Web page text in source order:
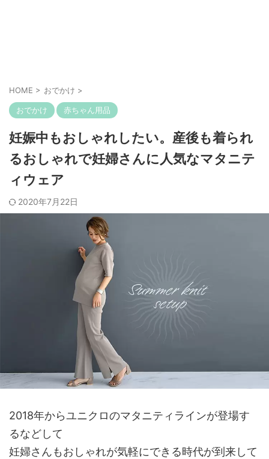
HOME > おでかけ >
おでかけ 赤ちゃん用品
妊娠中もおしゃれしたい。産後も着られ
るおしゃれで妊婦さんに人気なマタニテ
ィウェア
2020年7月22日
2018年からユニクロのマタニティラインが登場す
るなどして
妊婦さんもおしゃれが気軽にできる時代が到来して